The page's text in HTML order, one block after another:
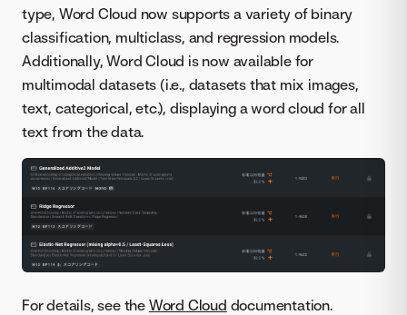
type, Word Cloud now supports a variety of binary
classification, multiclass, and regression models.
Additionally, Word Cloud is now available for
multimodal datasets (i.e., datasets that mix images,
text, categorical, etc.), displaying a word cloud for all
text from the data.
For details, see the Word Cloud documentation.